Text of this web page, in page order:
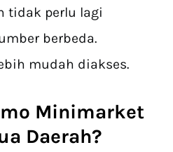
tidak perlu lagi
berbeda.
mudah diakses.
Minimarket
Daerah?